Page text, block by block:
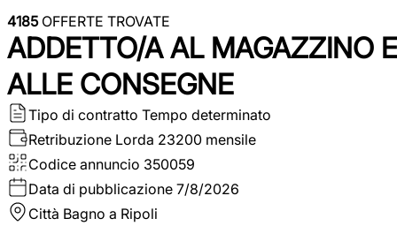
4185OFFERTE TROVATE
ADDETTO/A AL MAGAZZINO E
ALLE CONSEGNE
Tipo di contratto Tempo determinato
Retribuzione Lorda 23200 mensile
Codice annuncio 350059
Data di pubblicazione 7/8/2026
Città Bagno a Ripoli